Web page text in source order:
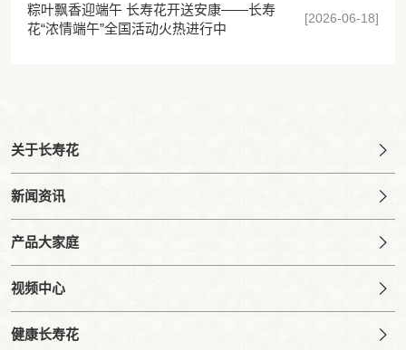
粽叶飘香迎端午 长寿花开送安康——长寿
花“浓情端午”全国活动火热进行中
[2026-06-18]
关于长寿花
新闻资讯
产品大家庭
视频中心
健康长寿花